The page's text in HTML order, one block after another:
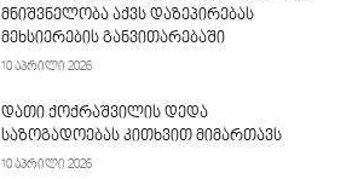
მნიშვნელობა აქვს დაზეპირებას
მეხსიერების განვითარებაში
10 აპრილი 2026
დათი ქოქრაშვილის დედა
საზოგადოებას კითხვით მიმართავს
10 აპრილი 2026